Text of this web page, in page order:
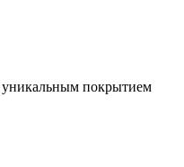
уникальным покрытием